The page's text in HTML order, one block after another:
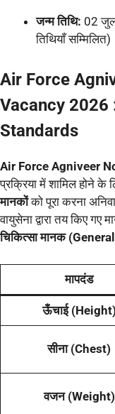
जन्म तिथि: 02
तिथियाँ सम्मिलित)
Air Force
Vacancy 2026
Standards
Air Force Agniveer
प्रक्रिया में शामिल होने के
मानकोंको पूरा करना
वायुसेना द्वारा तय किए
चिकित्सा मानक
मापदंड
ऊँचाई (Height)
सीना (Chest)
वजन (Weight)